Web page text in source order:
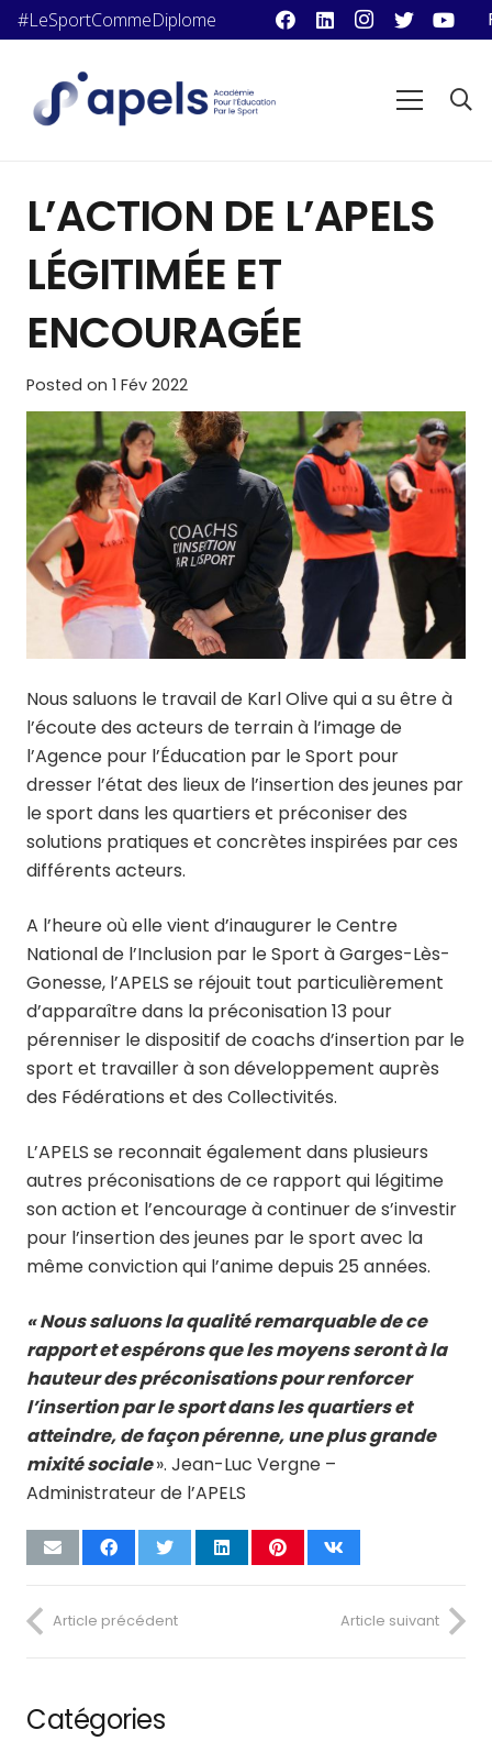
#LeSportCommeDiplome
L’ACTION DE L’APELS
LÉGITIMÉE ET
ENCOURAGÉE
Posted on 1 Fév 2022
Nous saluons le travail de Karl Olive qui a su être à
l’écoute des acteurs de terrain à l’image de
l’Agence pour l’Éducation par le Sport pour
dresser l’état des lieux de l’insertion des jeunes par
le sport dans les quartiers et préconiser des
solutions pratiques et concrètes inspirées par ces
différents acteurs.
A l’heure où elle vient d’inaugurer le Centre
National de l’Inclusion par le Sport à Garges-Lès-
Gonesse, l’APELS se réjouit tout particulièrement
d’apparaître dans la préconisation 13 pour
pérenniser le dispositif de coachs d’insertion par le
sport et travailler à son développement auprès
des Fédérations et des Collectivités.
L’APELS se reconnait également dans plusieurs
autres préconisations de ce rapport qui légitime
son action et l’encourage à continuer de s’investir
pour l’insertion des jeunes par le sport avec la
même conviction qui l’anime depuis 25 années.
« Nous saluons la qualité remarquable de ce
rapport et espérons que les moyens seront à la
hauteur des préconisations pour renforcer
l’insertion par le sport dans les quartiers et
atteindre, de façon pérenne, une plus grande
mixité sociale». Jean-Luc Vergne –
Administrateur de l’APELS
Article précédent Article suivant
Catégories